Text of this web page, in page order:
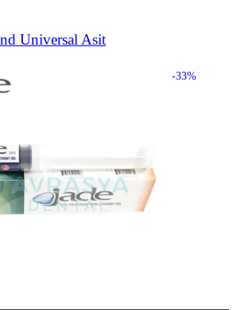
Universal Asit
-33%